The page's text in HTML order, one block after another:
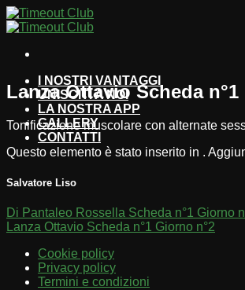
Salta
ai
I NOSTRI VANTAGGI
UNISCITI A NOI
LA NOSTRA APP
GALLERY
CONTATTI
Lanza Ottavio Scheda
Tonificazione muscolare con alternate
Questo elemento è stato inserito in .
Salvatore Liso
Di Pantaleo Rossella Scheda n°1 Giorno
Lanza Ottavio Scheda n°1 Giorno n°2
Cookie policy
Privacy policy
Termini e condizioni